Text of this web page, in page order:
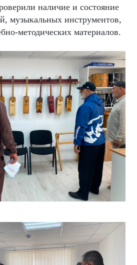
наличие и состояние
музыкальных инструментов,
методических материалов.